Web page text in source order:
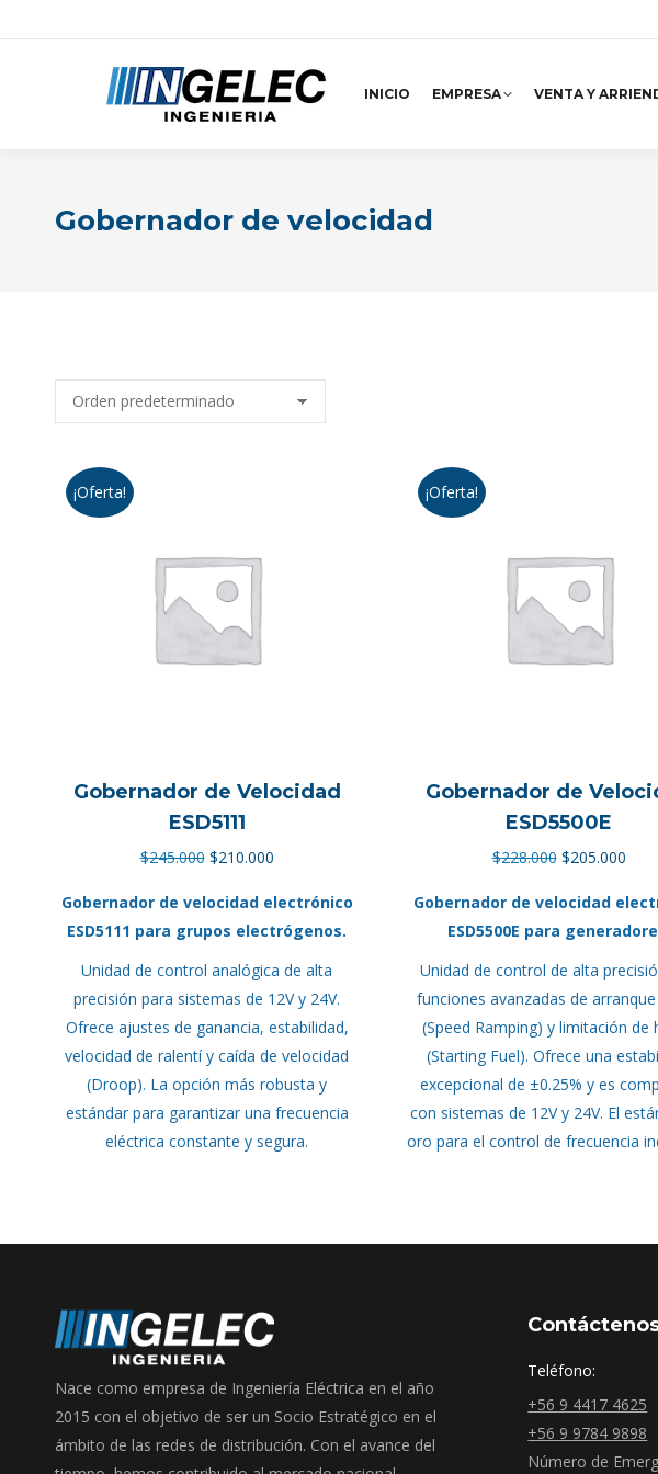
INICIO EMPRESA VENTA Y
Gobernador de velocidad
¡Oferta!
Gobernador de Velocidad
ESD5111
$245.000 El
original
era:
$245.000.
$210.000El
actual
es:
$210.000.
Gobernador de velocidad electrónico
ESD5111 para grupos electrógenos.
Unidad de control analógica de alta
precisión para sistemas de 12V y 24V.
Ofrece ajustes de ganancia, estabilidad,
velocidad de ralentí y caída de velocidad
(Droop). La opción más robusta y
estándar para garantizar una frecuencia
eléctrica constante y segura.
¡Oferta!
Gobernador de
ESD5500E
$228.000 El
original
era:
$228.000.
$205.000El
es:
Gobernador de velocidad
ESD5500E para
Unidad de control de alta
funciones avanzadas de
(Speed Ramping) y limitación de
(Starting Fuel). Ofrece una
excepcional de ±0.25% y es
con sistemas de 12V y 24V. El
oro para el control de frecuencia
Nace como empresa de Ingeniería Eléctrica en el año
2015 con el objetivo de ser un Socio Estratégico en el
ámbito de las redes de distribución. Con el avance del
Teléfono:
+56 9 4417 4625
+56 9 9784 9898
Número de